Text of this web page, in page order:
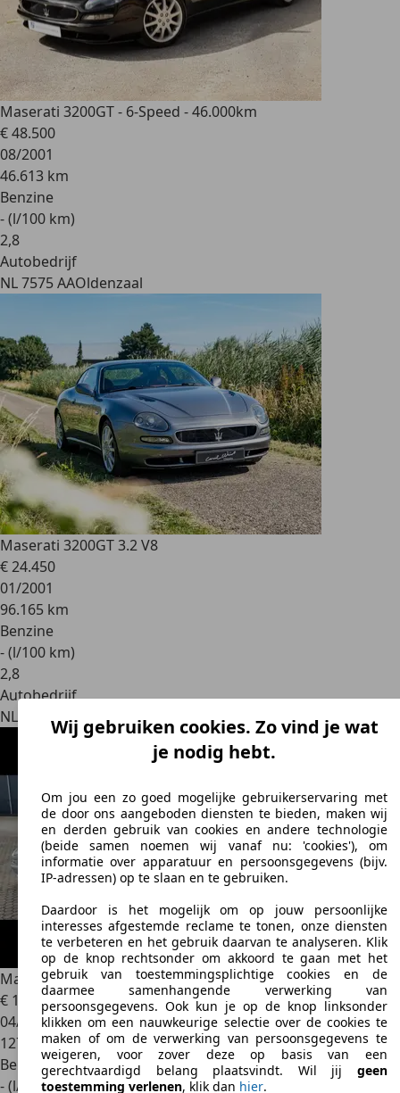
Maserati 3200GT - 6-Speed - 46.000km
€ 48.500
08/2001
46.613 km
Benzine
- (l/100 km)
2,8
Autobedrijf
NL 7575 AAOldenzaal
Maserati 3200GT 3.2 V8
€ 24.450
01/2001
96.165 km
Benzine
- (l/100 km)
2,8
Autobedrijf
NL 3261 LEOud-beijerland
Maserati 3200
3200 3.2 V8
€ 16.271
04/2000
127.000 km
Benzine
- (l/100 km)
Wij gebruiken cookies. Zo vind je wat
je nodig hebt.
Om jou een zo goed mogelijke gebruikerservaring met
de door ons aangeboden diensten te bieden, maken wij
en derden gebruik van cookies en andere technologie
(beide samen noemen wij vanaf nu: 'cookies'), om
informatie over apparatuur en persoonsgegevens (bijv.
IP-adressen) op te slaan en te gebruiken.
Daardoor is het mogelijk om op jouw persoonlijke
interesses afgestemde reclame te tonen, onze diensten
te verbeteren en het gebruik daarvan te analyseren. Klik
op de knop rechtsonder om akkoord te gaan met het
gebruik van toestemmingsplichtige cookies en de
daarmee samenhangende verwerking van
persoonsgegevens. Ook kun je op de knop linksonder
klikken om een nauwkeurige selectie over de cookies te
maken of om de verwerking van persoonsgegevens te
weigeren, voor zover deze op basis van een
gerechtvaardigd belang plaatsvindt. Wil jij geen
toestemming verlenen, klik dan hier.